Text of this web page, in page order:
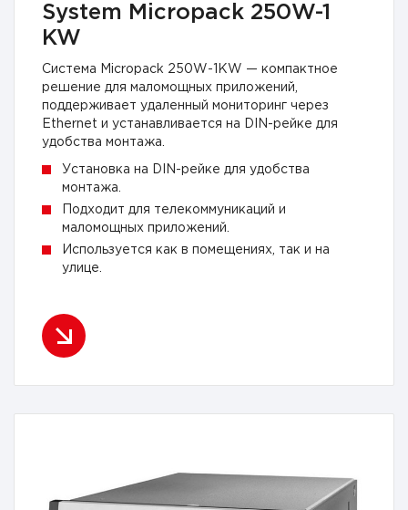
System Micropack 250W-1
KW
Система Micropack 250W-1KW — компактное
решение для маломощных приложений,
поддерживает удаленный мониторинг через
Ethernet и устанавливается на DIN-рейке для
удобства монтажа.
Установка на DIN-рейке для удобства
монтажа.
Подходит для телекоммуникаций и
маломощных приложений.
Используется как в помещениях, так и на
улице.